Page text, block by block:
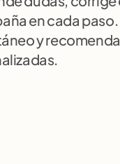
en cada
y